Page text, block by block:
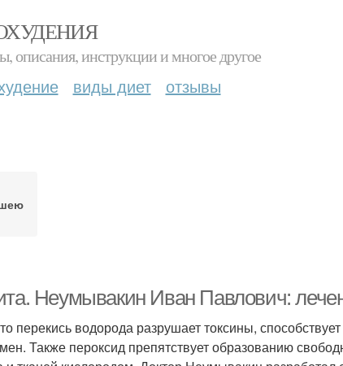
описания, инструкции и многое другое
виды диет отзывы
Неумывакин Иван Павлович:
водорода разрушает токсины,
Также пероксид препятствует образованию